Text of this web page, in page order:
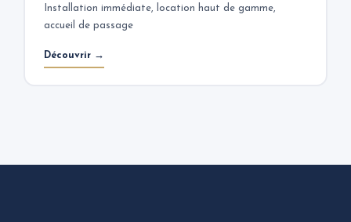
Installation immédiate, location haut de gamme,
accueil de passage
Découvrir →